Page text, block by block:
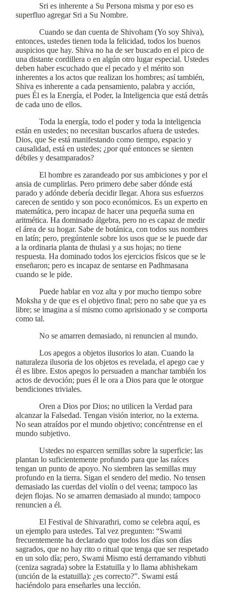
Sri es inherente a Su Persona misma y por eso es
superfluo agregar Sri a Su Nombre.
Cuando se dan cuenta de Shivoham (Yo soy Shiva),
entonces, ustedes tienen toda la felicidad, todos los buenos
auspicios que hay. Shiva no ha de ser buscado en el pico de
una distante cordillera o en algún otro lugar especial. Ustedes
deben haber escuchado que el pecado y el mérito son
inherentes a los actos que realizan los hombres; así también,
Shiva es inherente a cada pensamiento, palabra y acción,
pues Él es la Energía, el Poder, la Inteligencia que está detrás
de cada uno de ellos.
Toda la energía, todo el poder y toda la inteligencia
están en ustedes; no necesitan buscarlos afuera de ustedes.
Dios, que Se está manifestando como tiempo, espacio y
causalidad, está en ustedes; ¿por qué entonces se sienten
débiles y desamparados?
El hombre es zarandeado por sus ambiciones y por el
ansia de cumplirlas. Pero primero debe saber dónde está
parado y adónde debería decidir llegar. Ahora sus esfuerzos
carecen de sentido y son poco económicos. Es un experto en
matemática, pero incapaz de hacer una pequeña suma en
aritmética. Ha dominado álgebra, pero no es capaz de medir
el área de su hogar. Sabe de botánica, con todos sus nombres
en latín; pero, pregúntenle sobre los usos que se le puede dar
a la ordinaria planta de thulasi y a sus hojas; no tiene
respuesta. Ha dominado todos los ejercicios físicos que se le
enseñaron; pero es incapaz de sentarse en Padhmasana
cuando se le pide.
Puede hablar en voz alta y por mucho tiempo sobre
Moksha y de que es el objetivo final; pero no sabe que ya es
libre; se imagina a sí mismo como aprisionado y se comporta
como tal.
No se amarren demasiado, ni renuncien al mundo.
Los apegos a objetos ilusorios lo atan. Cuando la
naturaleza ilusoria de los objetos es revelada, el apego cae y
él es libre. Estos apegos lo persuaden a manchar también los
actos de devoción; pues él le ora a Dios para que le otorgue
bendiciones triviales.
Oren a Dios por Dios; no utilicen la Verdad para
alcanzar la Falsedad. Tengan visión interior, no la externa.
No sean atraídos por el mundo objetivo; concéntrense en el
mundo subjetivo.
Ustedes no esparcen semillas sobre la superficie; las
plantan lo suficientemente profundo para que las raíces
tengan un punto de apoyo. No siembren las semillas muy
profundo en la tierra. Sigan el sendero del medio. No tensen
demasiado las cuerdas del violín o del veena; tampoco las
dejen flojas. No se amarren demasiado al mundo; tampoco
renuncien a él.
El Festival de Shivarathri, como se celebra aquí, es
un ejemplo para ustedes. Tal vez pregunten: “Swami
frecuentemente ha declarado que todos los días son días
sagrados, que no hay rito o ritual que tenga que ser respetado
en un solo día; pero, Swami Mismo está derramando vibhuti
(ceniza sagrada) sobre la Estatuilla y lo llama abhishekam
(unción de la estatuilla): ¿es correcto?”. Swami está
haciéndolo para enseñarles una lección.